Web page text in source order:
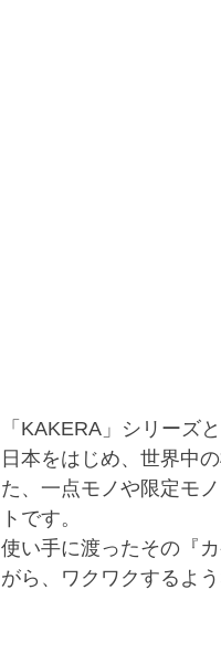
「KAKERA」シリーズ
日本をはじめ、世界中
た、一点モノや限定モ
トです。
使い手に渡ったその『
がら、ワクワクするよ